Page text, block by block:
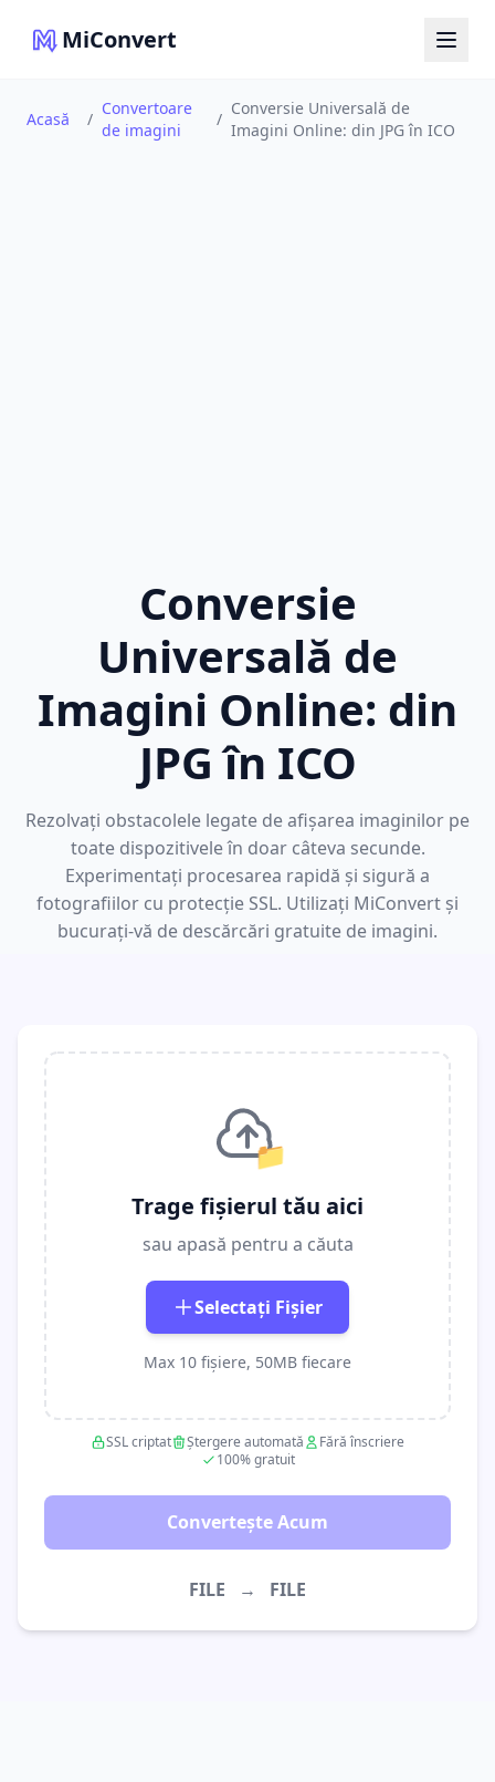
MiConvert
Acasă /
Convertoare
de imagini
/
Conversie Universală de
Imagini Online: din JPG în ICO
Conversie
Universală de
Imagini Online: din
JPG în ICO
Rezolvați obstacolele legate de afișarea imaginilor pe
toate dispozitivele în doar câteva secunde.
Experimentați procesarea rapidă și sigură a
fotografiilor cu protecție SSL. Utilizați MiConvert și
bucurați-vă de descărcări gratuite de imagini.
📁
Trage fișierul tău aici
sau apasă pentru a căuta
Selectați Fișier
Max 10 fișiere, 50MB fiecare
SSL criptat Ștergere automată
Fără înscriere
100% gratuit
Convertește Acum
FILE → FILE